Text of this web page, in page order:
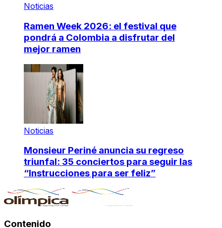
Noticias
Ramen Week 2026: el festival que
pondrá a Colombia a disfrutar del
mejor ramen
Noticias
Monsieur Periné anuncia su regreso
triunfal: 35 conciertos para seguir las
“Instrucciones para ser feliz”
Contenido